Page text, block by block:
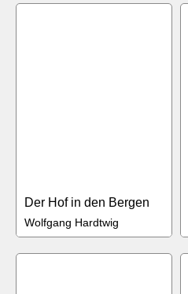
Der Hof in den Bergen
Wolfgang Hardtwig